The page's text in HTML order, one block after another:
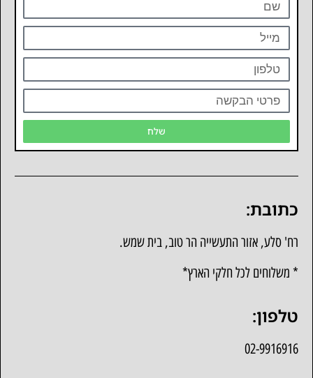
שלח
כתובת:
רח' סלע, אזור התעשייה הר טוב, בית שמש.
* משלוחים לכל חלקי הארץ*
טלפון:
02-9916916